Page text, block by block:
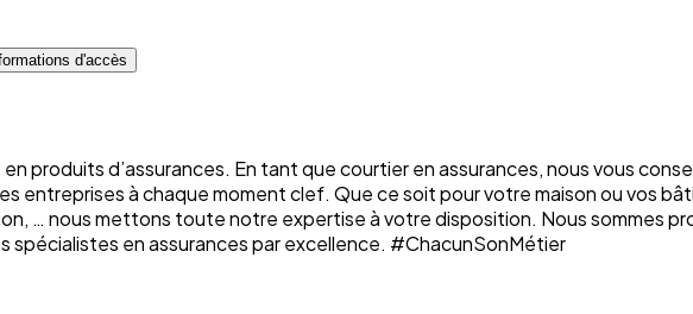
d'accès
produits d’assurances. En tant que courtier en assurances, nous vous
entreprises à chaque moment clef. Que ce soit pour votre maison ou vos
… nous mettons toute notre expertise à votre disposition. Nous sommes
spécialistes en assurances par excellence. #ChacunSonMétier